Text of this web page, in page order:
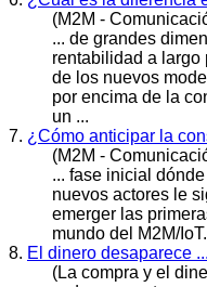
(M2M -
... de grandes
rentabilidad a
de los nuevos
por encima de la
un ...
7. ¿Cómo anticipar la
(M2M -
... fase inicial
nuevos actores le
emerger las
mundo del M2M/
8. El dinero desaparece
(La compra y el